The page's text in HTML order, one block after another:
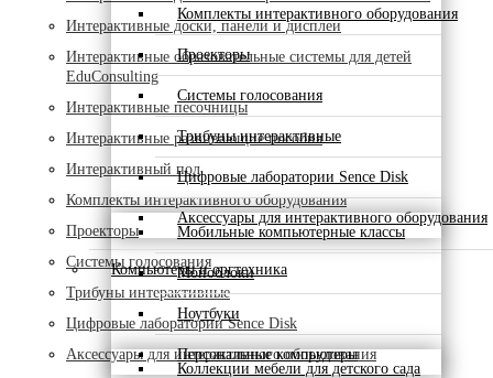
Комплекты интерактивного оборудования
Проекторы
Системы голосования
Трибуны интерактивные
Цифровые лаборатории Sence Disk
Аксессуары для интерактивного оборудования
Компьютеры и оргтехника
Мобильные компьютерные классы
Моноблоки
Ноутбуки
Персональные компьютеры
Коллекции мебели для детского сада
Интерактивные доски, панели и дисплеи
Интерактивные образовательные системы для детей
EduConsulting
Интерактивные песочницы
Интерактивные развивающие пособия
Интерактивный пол
Комплекты интерактивного оборудования
Проекторы
Системы голосования
Трибуны интерактивные
Цифровые лаборатории Sence Disk
Аксессуары для интерактивного оборудования